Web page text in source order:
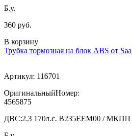
Б.у.
360 руб.
В корзину
Трубка тормозная на блок ABS от
Артикул: 116701
ОригинальныйНомер:
4565875
ДВС:2.3 170л.с. В235ЕЕМ00 / МКПП